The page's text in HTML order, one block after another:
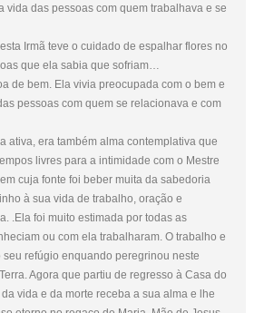
vida das pessoas com quem trabalhava e se
Irmã teve o cuidado de espalhar flores no
que ela sabia que sofriam…
de bem. Ela vivia preocupada com o bem e
pessoas com quem se relacionava e com
ativa, era também alma contemplativa que
livres para a intimidade com o Mestre
cuja fonte foi beber muita da sabedoria
à sua vida de trabalho, oração e
.Ela foi muito estimada por todas as
ou com ela trabalharam. O trabalho e
seu refúgio enquando peregrinou neste
Agora que partiu de regresso à Casa do
vida e da morte receba a sua alma e lhe